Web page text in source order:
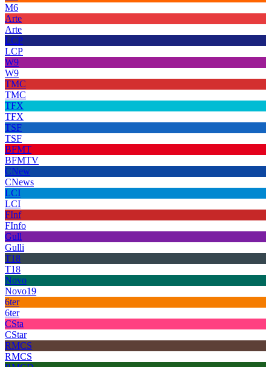
M6
Arte
Arte
LCP
LCP
W9
W9
TMC
TMC
TFX
TFX
TSF
TSF
BFMT
BFMTV
CNew
CNews
LCI
LCI
FInf
FInfo
Gull
Gulli
T18
T18
Novo
Novo19
6ter
6ter
CSta
CStar
RMCS
RMCS